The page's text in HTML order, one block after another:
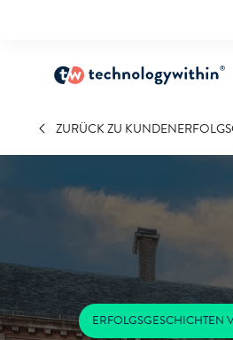
ZURÜCK ZU
ERFOLGSGESCHICHTEN